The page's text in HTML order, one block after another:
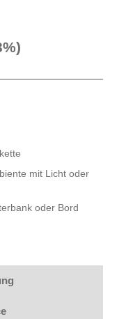
mit Licht oder
oder Bord